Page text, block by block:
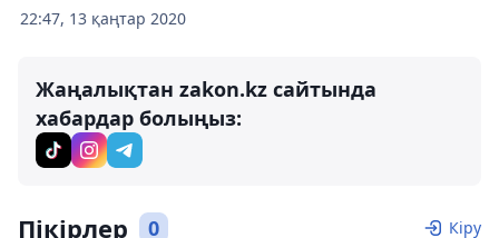
22:47, 13 қаңтар 2020
Жаңалықтан zakon.kz сайтында
хабардар болыңыз:
Пікірлер 0 Кіру